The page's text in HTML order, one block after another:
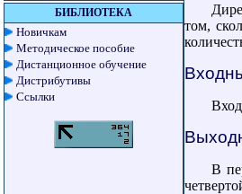
БИБЛИОТЕКА
Новичкам
Методическое пособие
Дистанционное обучение
Дистрибутивы
Ссылки
том,
В